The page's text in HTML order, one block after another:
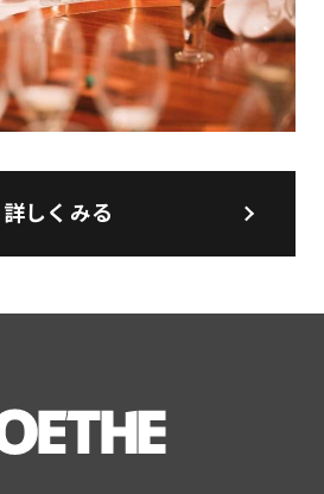
詳しくみる